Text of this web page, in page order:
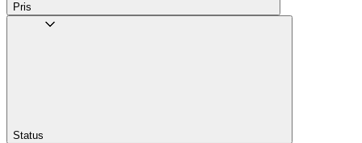
Pris
Status